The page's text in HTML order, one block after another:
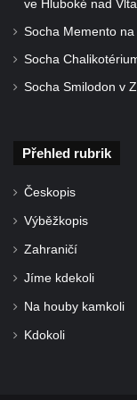
Hřbitovní
Teplicích nad
Kostel svatého
hřbitově na Vlčí
Zámeckém
Výklenková
ve Hluboké nad
Socha Memento
Socha
Socha Smilodon v
Přehled rubrik
Českopis
Výběžkopis
Zahraničí
Jíme kdekoli
Na houby kamkoli
Kdokoli